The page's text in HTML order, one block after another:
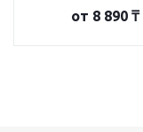
от 8 890 ₸